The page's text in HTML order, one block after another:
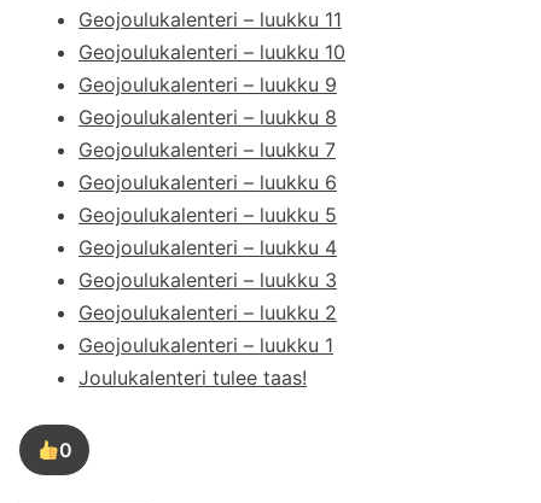
Geojoulukalenteri – luukku 11
Geojoulukalenteri – luukku 10
Geojoulukalenteri – luukku 9
Geojoulukalenteri – luukku 8
Geojoulukalenteri – luukku 7
Geojoulukalenteri – luukku 6
Geojoulukalenteri – luukku 5
Geojoulukalenteri – luukku 4
Geojoulukalenteri – luukku 3
Geojoulukalenteri – luukku 2
Geojoulukalenteri – luukku 1
Joulukalenteri tulee taas!
0
Tykkää
tästä